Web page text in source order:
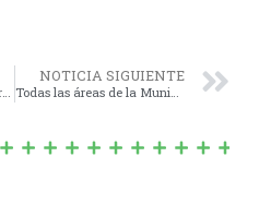
Marcelo Azar, director de Producción y Empleo participó del encuentro de producción en Ensenada.
NOTICIA SIGUIENTE
Todas las áreas de la Municipalidad estarán presentes recorriendo el barrio con base en la esquina de calle 119 y 6